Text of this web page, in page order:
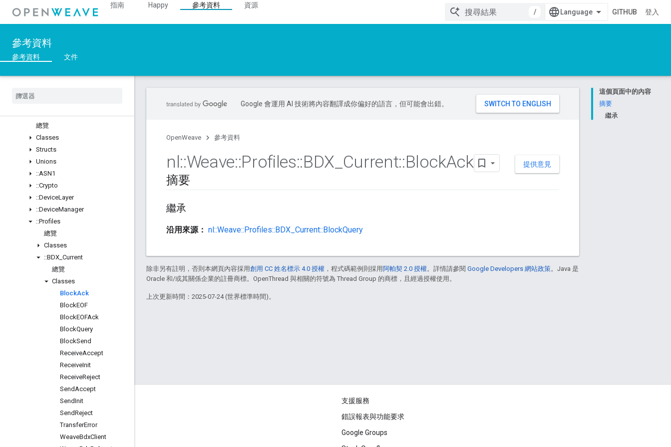
指南 Happy 參考資料
資源
/
GITHUB 登入
參考資料
參考資料 文件
C++
::nl
總覽
::ArgParser
::Inet
總覽
Classes
Structs
Unions
::ASN1
::Crypto
::DeviceLayer
::DeviceManager
::Profiles
總覽
Classes
::BDX Current
總覽
Classes
BlockAck
BlockEOF
BlockEOFAck
BlockQuery
BlockSend
ReceiveAccept
ReceiveInit
ReceiveReject
SendAccept
SendInit
SendReject
TransferError
WeaveBdxClient
這個頁面中的內容
摘要
繼承
Google 會運用 AI 技術將內容翻譯成你偏好的語言，但可能會出錯。
OpenWeave 參考資料
提供意見
nl::Weave::Profiles::BDX Current::BlockAck
摘要
繼承
沿用來源： nl::Weave::Profiles::BDX_Current::BlockQuery
除非另有註明，否則本網頁內容採用創用 CC 姓名標示 4.0 授權 ，程式碼範例則採用 阿帕契 2.0 授權。詳情請參閱 Google Developers 網站政策。Java 是
Oracle 和/或其關係企業的註冊商標。OpenThread 與相關的符號為 Thread Group 的商標，且經過授權使用。
上次更新時間：2025-07-24 (世界標準時間)。
支援服務
錯誤報表與功能要求
Google Groups